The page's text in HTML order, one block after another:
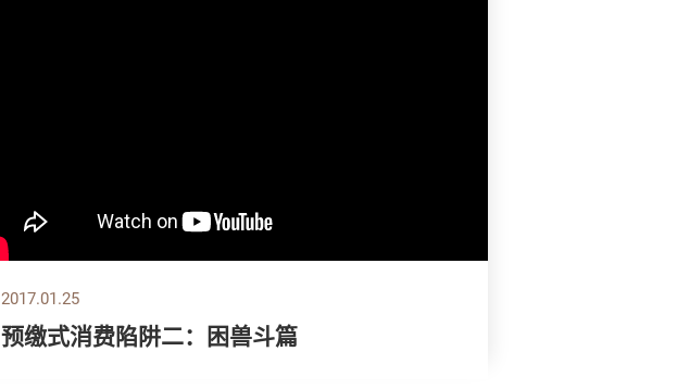
2017.01.25
预缴式消费陷阱二：困兽斗篇